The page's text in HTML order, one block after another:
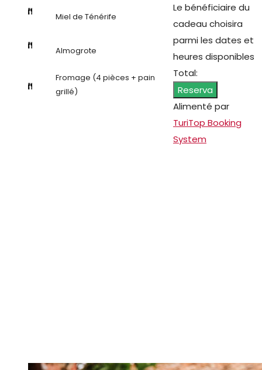
Miel de Ténérife
Almogrote
Fromage (4 pièces + pain
grillé)
Le bénéficiaire du
cadeau choisira
parmi les dates et
heures disponibles
Total:
Reserva
Alimenté par
TuriTop Booking
System